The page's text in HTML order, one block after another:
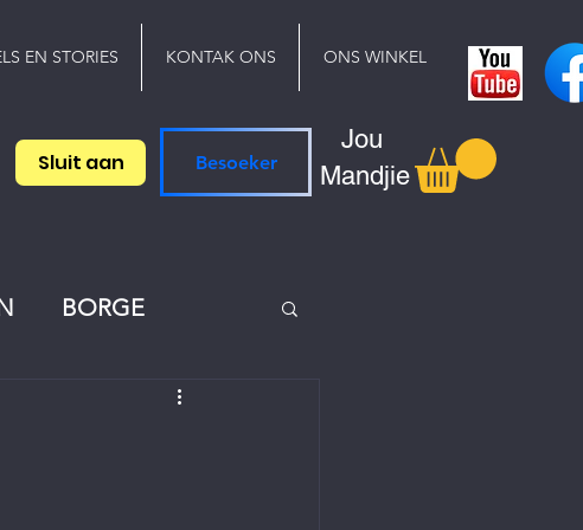
EN STORIES KONTAK ONS ONS WINKEL
Sluit aan Besoeker
Jou
Mandjie
BORGE